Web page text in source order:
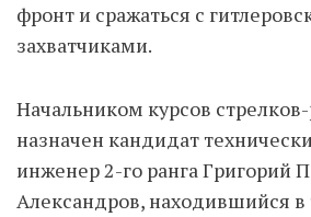
фронт и сражаться с
захватчиками.
Начальником курсов
назначен кандидат
инженер 2-го ранга Григорий
Александров, находившийся в